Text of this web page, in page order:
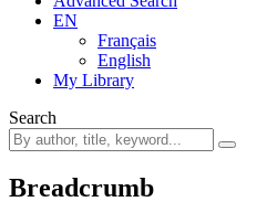
EN
Français
English
My Library
Search
Breadcrumb